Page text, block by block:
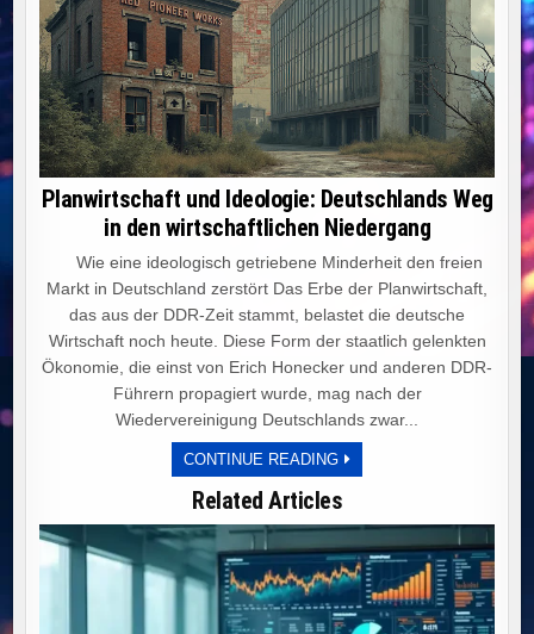
Planwirtschaft und Ideologie: Deutschlands Weg
in den wirtschaftlichen Niedergang
Wie eine ideologisch getriebene Minderheit den freien
Markt in Deutschland zerstört Das Erbe der Planwirtschaft,
das aus der DDR-Zeit stammt, belastet die deutsche
Wirtschaft noch heute. Diese Form der staatlich gelenkten
Ökonomie, die einst von Erich Honecker und anderen DDR-
Führern propagiert wurde, mag nach der
Wiedervereinigung Deutschlands zwar...
CONTINUE READINGPLANWIRTSCHAFT
UND
DEUTSCHLANDS
IN
DEN
WIRTSCHAFTLICHEN
NIEDERGANG
Related Articles